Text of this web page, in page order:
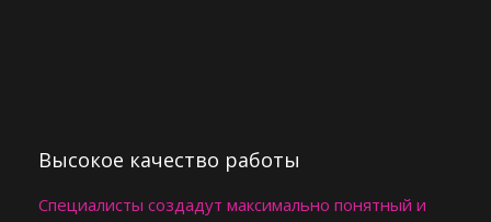
Высокое качество работы
Специалисты создадут максимально понятный и